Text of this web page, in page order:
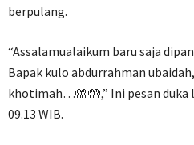
berpulang.
“Assalamualaikum baru saja
Bapak kulo abdurrahman
khotimah…🤲🤲,” Ini pesan duka
09.13 WIB.